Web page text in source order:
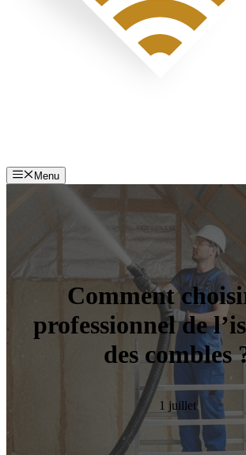
Menu
Comment
professionnel de
des combles
1 juillet